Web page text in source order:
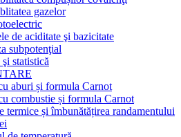
gazelor
de aciditate şi bazicitate
subpotenţial
statistică
aburi și formula Carnot
combustie și formula Carnot
termice și îmbunătățirea randamentului